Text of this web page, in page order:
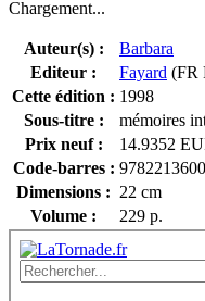
Chargement...
Auteur(s) :
Barbara
Editeur :
Fayard (FR
Cette édition : 1998
Sous-titre :
mémoires
Prix neuf :
14.9352
Code-barres :
Dimensions : 22 cm
Volume :
229 p.